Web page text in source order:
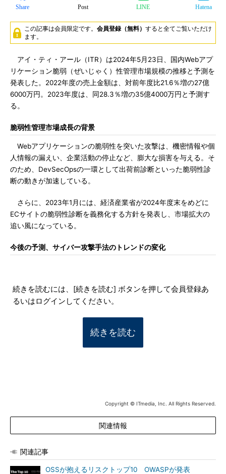
Share Post LINE Hatena
この記事は会員限定です。 会員登録（無料） すると全てご覧いただけ
ます。
アイ・ティ・アール（ITR）は2024年5月23日、国内Webアプ
リケーション脆弱（ぜいじゃく）性管理市場規模の推移と予測を
発表した。2022年度の売上金額は、対前年度比21.6％増の27億
6000万円。2023年度は、同28.3％増の35億4000万円と予測す
る。
脆弱性管理市場成長の背景
Webアプリケーションの脆弱性を突いた攻撃は、機密情報や個
人情報の漏えい、企業活動の停止など、膨大な損害を与える。そ
のため、DevSecOpsの一環として出荷前診断といった脆弱性診
断の動きが加速している。
さらに、2023年1月には、経済産業省が2024年度末をめどに
ECサイトの脆弱性診断を義務化する方針を発表し、市場拡大の
追い風になっている。
今後の予測、サイバー攻撃手法のトレンドの変化
続きを読むには、[続きを読む] ボタンを押して会員登録あ
るいはログインしてください。
続きを読む
Copyright © ITmedia, Inc. All Rights Reserved.
関連情報
関連記事
OSSが抱えるリスクトップ10 OWASPが発表